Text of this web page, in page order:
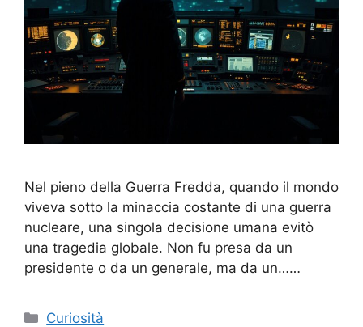
Nel pieno della Guerra Fredda, quando il mondo
viveva sotto la minaccia costante di una guerra
nucleare, una singola decisione umana evitò
una tragedia globale. Non fu presa da un
presidente o da un generale, ma da un……
Categorie
Curiosità